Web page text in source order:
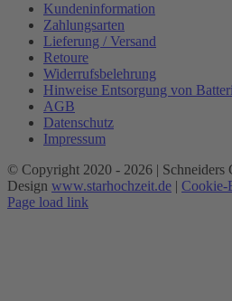
Kundeninformation
Zahlungsarten
Lieferung / Versand
Retoure
Widerrufsbelehrung
Hinweise Entsorgung von
AGB
Datenschutz
Impressum
© Copyright 2020 - 2026 | Schneiders
Design www.starhochzeit.de | Cookie-
Page load link